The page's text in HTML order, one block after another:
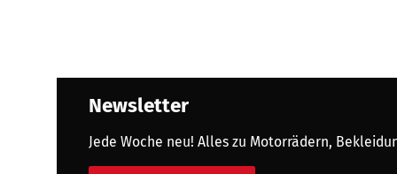
Newsletter
Jede Woche neu! Alles zu Motorrädern,